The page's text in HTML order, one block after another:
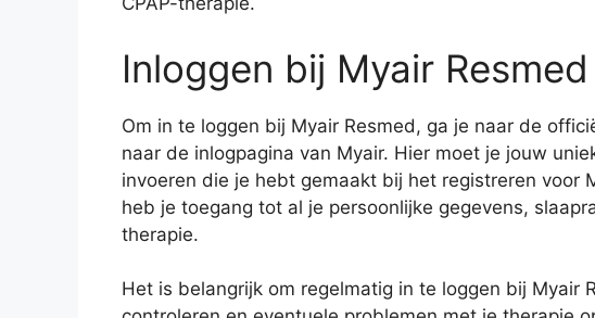
Inloggen bij Myair Resmed
Om in te loggen bij Myair Resmed, ga je naar de
naar de inlogpagina van Myair. Hier moet je jouw
invoeren die je hebt gemaakt bij het registreren voor
heb je toegang tot al je persoonlijke gegevens,
therapie.
Het is belangrijk om regelmatig in te loggen bij Myair